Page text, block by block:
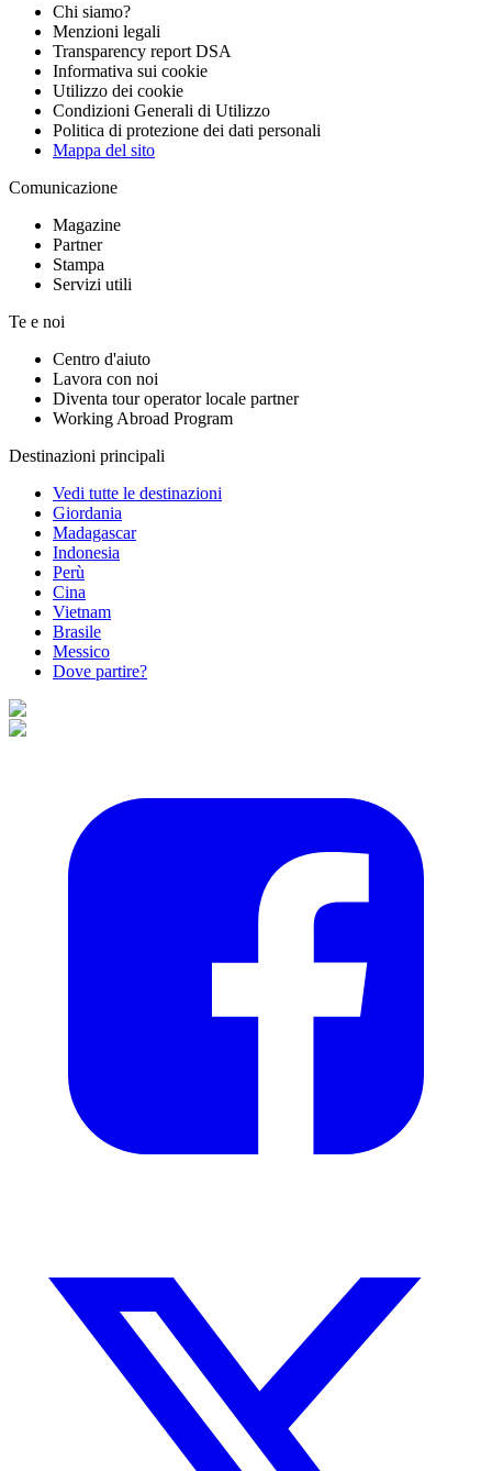
Chi siamo?
Menzioni legali
Transparency report DSA
Informativa sui cookie
Utilizzo dei cookie
Condizioni Generali di Utilizzo
Politica di protezione dei dati personali
Mappa del sito
Comunicazione
Magazine
Partner
Stampa
Servizi utili
Te e noi
Centro d'aiuto
Lavora con noi
Diventa tour operator locale partner
Working Abroad Program
Destinazioni principali
Vedi tutte le destinazioni
Giordania
Madagascar
Indonesia
Perù
Cina
Vietnam
Brasile
Messico
Dove partire?